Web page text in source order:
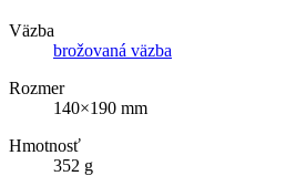
Väzba
brožovaná väzba
Rozmer
140×190 mm
Hmotnosť
352 g